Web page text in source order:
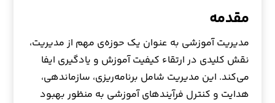
مقدمه
مدیریت آموزشی به عنوان یک حوزه‌ی مهم از مدیریت،
نقش کلیدی در ارتقاء کیفیت آموزش و یادگیری ایفا
می‌کند. این مدیریت شامل برنامه‌ریزی، سازماندهی،
هدایت و کنترل فرآیندهای آموزشی به منظور بهبود